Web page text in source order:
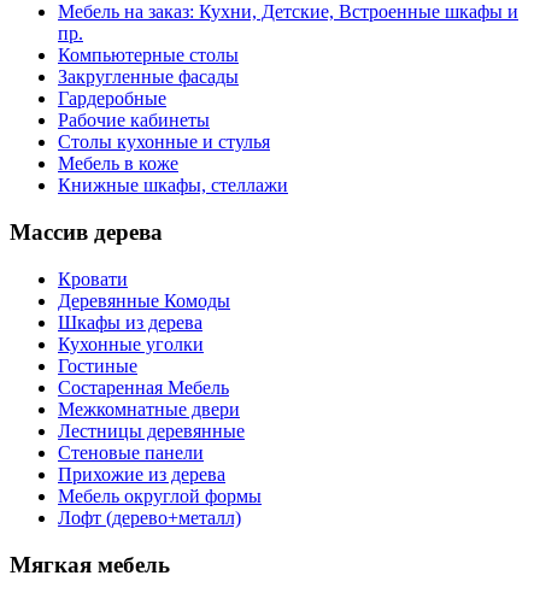
Мебель на заказ: Кухни, Детские, Встроенные шкафы и
пр.
Компьютерные столы
Закругленные фасады
Гардеробные
Рабочие кабинеты
Столы кухонные и стулья
Мебель в коже
Книжные шкафы, стеллажи
Массив дерева
Кровати
Деревянные Комоды
Шкафы из дерева
Кухонные уголки
Гостиные
Состаренная Мебель
Межкомнатные двери
Лестницы деревянные
Стеновые панели
Прихожие из дерева
Мебель округлой формы
Лофт (дерево+металл)
Мягкая мебель